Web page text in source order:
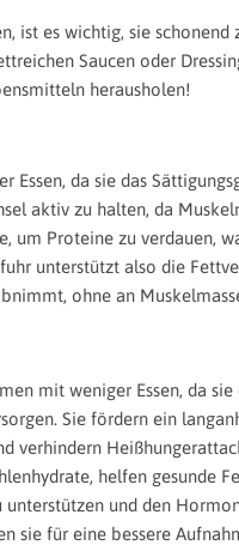
ist es wichtig, sie schonend
Saucen oder
herausholen!
da sie das
aktiv zu halten, da
um Proteine zu verdauen,
unterstützt also die
ohne an
mit weniger Essen, da
Sie fördern ein
verhindern
helfen gesunde
unterstützen und den
sie für eine bessere